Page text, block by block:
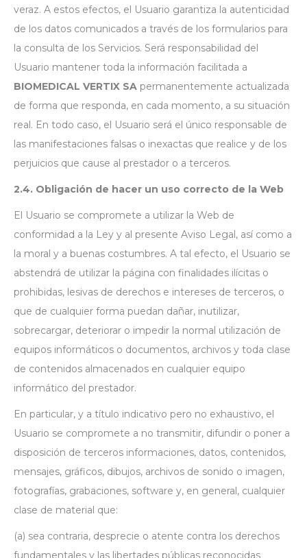
veraz. A estos efectos, el Usuario garantiza la autenticidad
de los datos comunicados a través de los formularios para
la consulta de los Servicios. Será responsabilidad del
Usuario mantener toda la información facilitada a
BIOMEDICAL VERTIX SA permanentemente actualizada
de forma que responda, en cada momento, a su situación
real. En todo caso, el Usuario será el único responsable de
las manifestaciones falsas o inexactas que realice y de los
perjuicios que cause al prestador o a terceros.
2.4. Obligación de hacer un uso correcto de la Web
El Usuario se compromete a utilizar la Web de
conformidad a la Ley y al presente Aviso Legal, así como a
la moral y a buenas costumbres. A tal efecto, el Usuario se
abstendrá de utilizar la página con finalidades ilícitas o
prohibidas, lesivas de derechos e intereses de terceros, o
que de cualquier forma puedan dañar, inutilizar,
sobrecargar, deteriorar o impedir la normal utilización de
equipos informáticos o documentos, archivos y toda clase
de contenidos almacenados en cualquier equipo
informático del prestador.
En particular, y a título indicativo pero no exhaustivo, el
Usuario se compromete a no transmitir, difundir o poner a
disposición de terceros informaciones, datos, contenidos,
mensajes, gráficos, dibujos, archivos de sonido o imagen,
fotografías, grabaciones, software y, en general, cualquier
clase de material que:
(a) sea contraria, desprecie o atente contra los derechos
fundamentales y las libertades públicas reconocidas